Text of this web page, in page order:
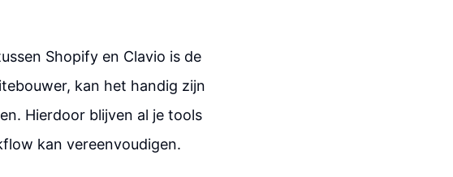
Shopify en Clavio is de
kan het handig zijn
Hierdoor blijven al je tools
kan vereenvoudigen.